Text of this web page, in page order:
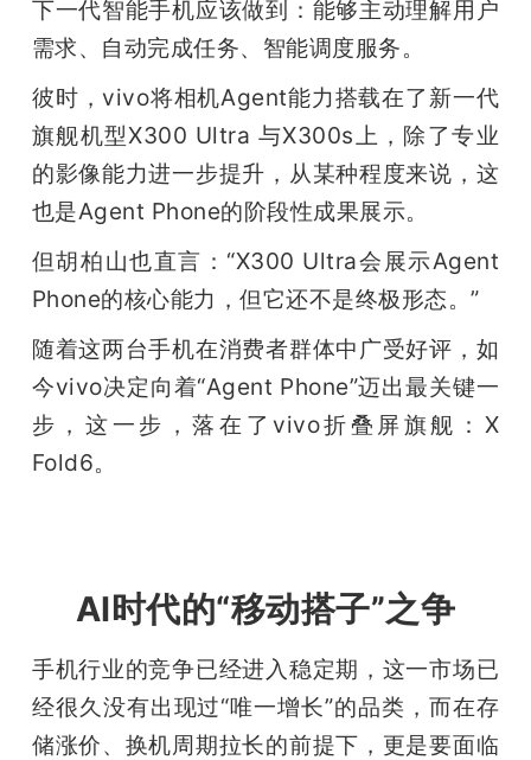
下一代智能手机应该做到：能够主动理解用户
需求、自动完成任务、智能调度服务。
彼时，vivo将相机Agent能力搭载在了新一代
旗舰机型X300 Ultra 与X300s上，除了专业
的影像能力进一步提升，从某种程度来说，这
也是Agent Phone的阶段性成果展示。
但胡柏山也直言：“X300 Ultra会展示Agent
Phone的核心能力，但它还不是终极形态。”
随着这两台手机在消费者群体中广受好评，如
今vivo决定向着“Agent Phone”迈出最关键一
步，这一步，落在了vivo折叠屏旗舰：X
Fold6。
AI时代的“移动搭子”之争
手机行业的竞争已经进入稳定期，这一市场已
经很久没有出现过“唯一增长”的品类，而在存
储涨价、换机周期拉长的前提下，更是要面临